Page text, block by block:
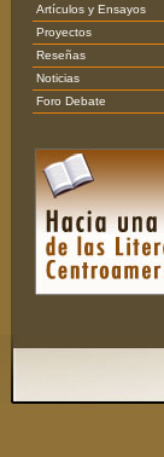
Artículos y Ensayos
Proyectos
Reseñas
Noticias
Foro Debate